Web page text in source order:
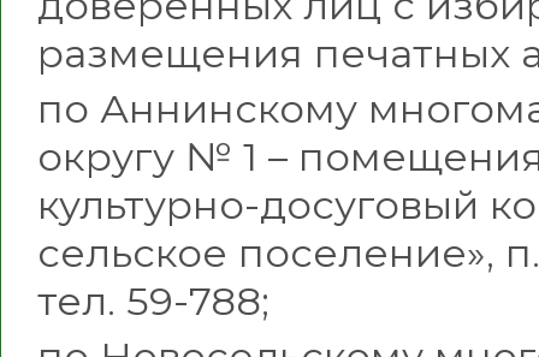
размещения печатных
по Аннинскому
округу № 1 –
культурно-досуговый
сельское поселение»,
тел. 59-788;